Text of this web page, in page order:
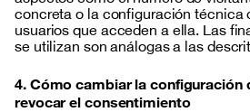
to
serve
advertising
90 Days
Personalization cookies
concreta o la configuración técnica
usuarios que acceden a ella. Las
se utilizan son análogas a las
4. Cómo cambiar la configuración
revocar el consentimiento